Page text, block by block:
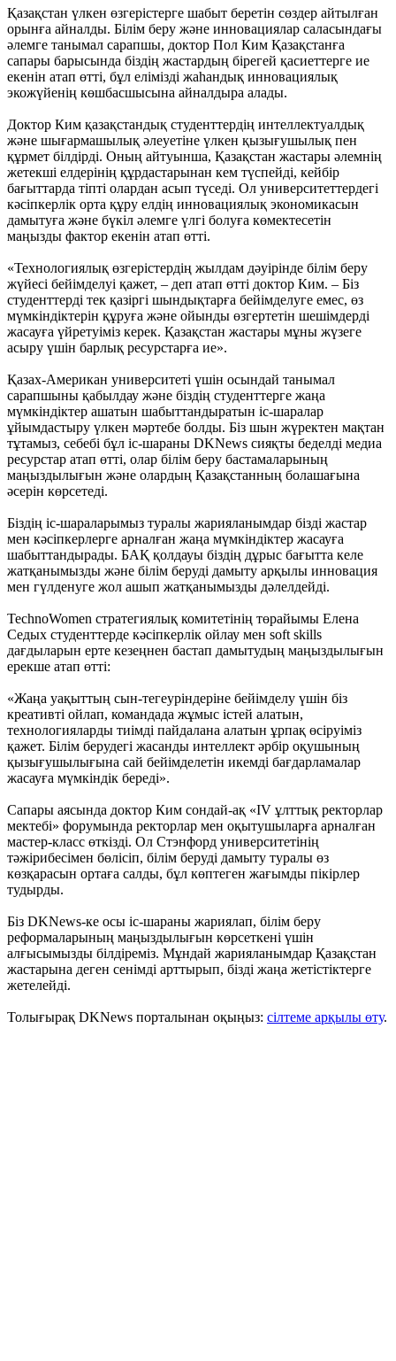
Қазақстан үлкен өзгерістерге шабыт беретін сөздер айтылған
орынға айналды. Білім беру және инновациялар саласындағы
әлемге танымал сарапшы, доктор Пол Ким Қазақстанға
сапары барысында біздің жастардың бірегей қасиеттерге ие
екенін атап өтті, бұл елімізді жаһандық инновациялық
экожүйенің көшбасшысына айналдыра алады.
Доктор Ким қазақстандық студенттердің интеллектуалдық
және шығармашылық әлеуетіне үлкен қызығушылық пен
құрмет білдірді. Оның айтуынша, Қазақстан жастары әлемнің
жетекші елдерінің құрдастарынан кем түспейді, кейбір
бағыттарда тіпті олардан асып түседі. Ол университеттердегі
кәсіпкерлік орта құру елдің инновациялық экономикасын
дамытуға және бүкіл әлемге үлгі болуға көмектесетін
маңызды фактор екенін атап өтті.
«Технологиялық өзгерістердің жылдам дәуірінде білім беру
жүйесі бейімделуі қажет, – деп атап өтті доктор Ким. – Біз
студенттерді тек қазіргі шындықтарға бейімделуге емес, өз
мүмкіндіктерін құруға және ойынды өзгертетін шешімдерді
жасауға үйретуіміз керек. Қазақстан жастары мұны жүзеге
асыру үшін барлық ресурстарға ие».
Қазах-Американ университеті үшін осындай танымал
сарапшыны қабылдау және біздің студенттерге жаңа
мүмкіндіктер ашатын шабыттандыратын іс-шаралар
ұйымдастыру үлкен мәртебе болды. Біз шын жүректен мақтан
тұтамыз, себебі бұл іс-шараны DKNews сияқты беделді медиа
ресурстар атап өтті, олар білім беру бастамаларының
маңыздылығын және олардың Қазақстанның болашағына
әсерін көрсетеді.
Біздің іс-шараларымыз туралы жарияланымдар бізді жастар
мен кәсіпкерлерге арналған жаңа мүмкіндіктер жасауға
шабыттандырады. БАҚ қолдауы біздің дұрыс бағытта келе
жатқанымызды және білім беруді дамыту арқылы инновация
мен гүлденуге жол ашып жатқанымызды дәлелдейді.
TechnoWomen стратегиялық комитетінің төрайымы Елена
Седых студенттерде кәсіпкерлік ойлау мен soft skills
дағдыларын ерте кезеңнен бастап дамытудың маңыздылығын
ерекше атап өтті:
«Жаңа уақыттың сын-тегеуріндеріне бейімделу үшін біз
креативті ойлап, командада жұмыс істей алатын,
технологияларды тиімді пайдалана алатын ұрпақ өсіруіміз
қажет. Білім берудегі жасанды интеллект әрбір оқушының
қызығушылығына сай бейімделетін икемді бағдарламалар
жасауға мүмкіндік береді».
Сапары аясында доктор Ким сондай-ақ «IV ұлттық ректорлар
мектебі» форумында ректорлар мен оқытушыларға арналған
мастер-класс өткізді. Ол Стэнфорд университетінің
тәжірибесімен бөлісіп, білім беруді дамыту туралы өз
көзқарасын ортаға салды, бұл көптеген жағымды пікірлер
тудырды.
Біз DKNews-ке осы іс-шараны жариялап, білім беру
реформаларының маңыздылығын көрсеткені үшін
алғысымызды білдіреміз. Мұндай жарияланымдар Қазақстан
жастарына деген сенімді арттырып, бізді жаңа жетістіктерге
жетелейді.
Толығырақ DKNews порталынан оқыңыз: сілтеме арқылы өту.